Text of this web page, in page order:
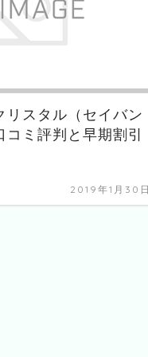
リスタル（セイバン
ミ評判と早期割引
2019年1月30